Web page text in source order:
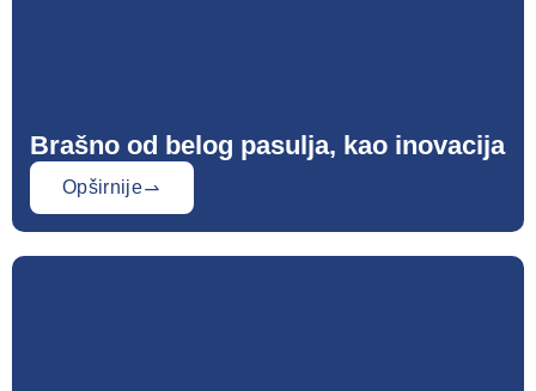
Brašno od belog pasulja, kao inovacija
Opširnije